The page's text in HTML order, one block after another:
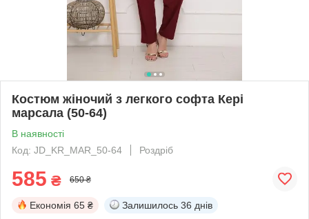
Костюм жіночий з легкого софта Кері
марсала (50-64)
В наявності
Код: JD_KR_MAR_50-64
Роздріб
585 ₴ 650 ₴
Економія 65 ₴ Залишилось 36 днів